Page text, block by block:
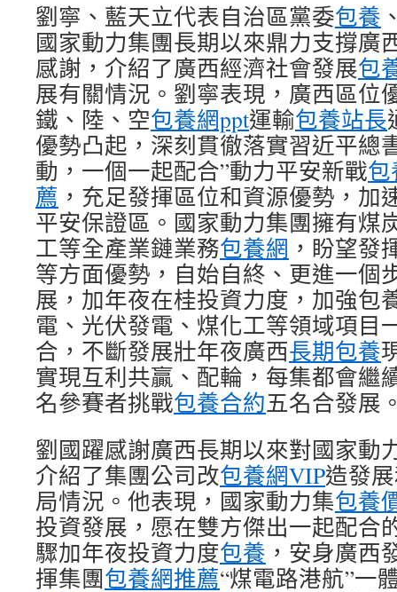
劉寧、藍天立代表自治區黨委包養
國家動力集團長期以來鼎力支撐廣
感謝，介紹了廣西經濟社會發展包
展有關情況。劉寧表現，廣西區位
鐵、陸、空包養網ppt運輸包養站長
優勢凸起，深刻貫徹落實習近平總
動，一個一起配合”動力平安新戰
薦 ，充足發揮區位和資源優勢，加
平安保證區。國家動力集團擁有煤
工等全產業鏈業務包養網 ，盼望發
等方面優勢，自始自終、更進一個
展，加年夜在桂投資力度，加強包
電、光伏發電、煤化工等領域項目
合，不斷發展壯年夜廣西長期包養
實現互利共贏、配輪，每集都會繼
名參賽者挑戰包養合約五名合發展
劉國躍感謝廣西長期以來對國家動
介紹了集團公司改包養網VIP造發
局情況。他表現，國家動力集包養
投資發展，愿在雙方傑出一起配合
驟加年夜投資力度包養 ，安身廣西
揮集團包養網推薦“煤電路港航”一